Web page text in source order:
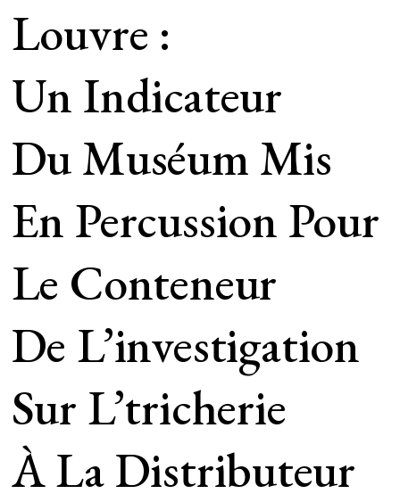
Louvre :
Un Indicateur
Du Muséum Mis
En Percussion Pour
Le Conteneur
De L’investigation
Sur L’tricherie
À La Distributeur